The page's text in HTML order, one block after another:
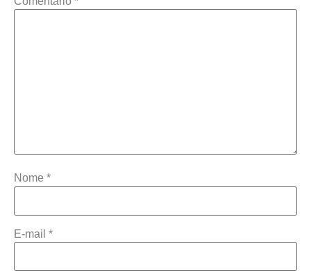
Nome *
E-mail *